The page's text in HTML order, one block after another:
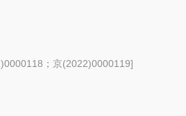
；京(2022)0000119]